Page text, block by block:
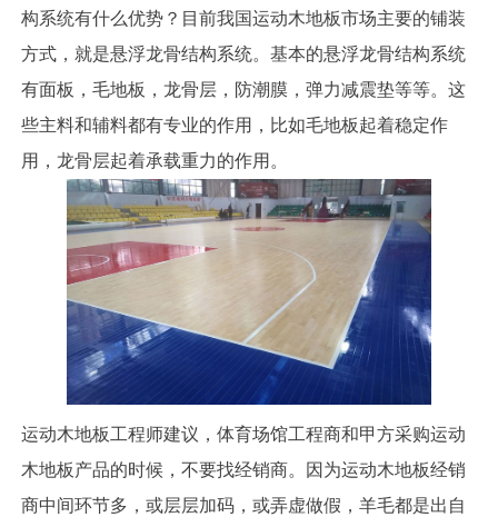
构系统有什么优势？目前我国运动木地板市场主要的铺装
方式，就是悬浮龙骨结构系统。基本的悬浮龙骨结构系统
有面板，毛地板，龙骨层，防潮膜，弹力减震垫等等。这
些主料和辅料都有专业的作用，比如毛地板起着稳定作
用，龙骨层起着承载重力的作用。
运动木地板工程师建议，体育场馆工程商和甲方采购运动
木地板产品的时候，不要找经销商。因为运动木地板经销
商中间环节多，或层层加码，或弄虚做假，羊毛都是出自